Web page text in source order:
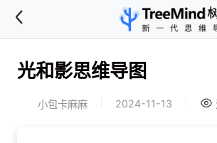
光和影思维导图
小包卡麻麻 2024-11-13